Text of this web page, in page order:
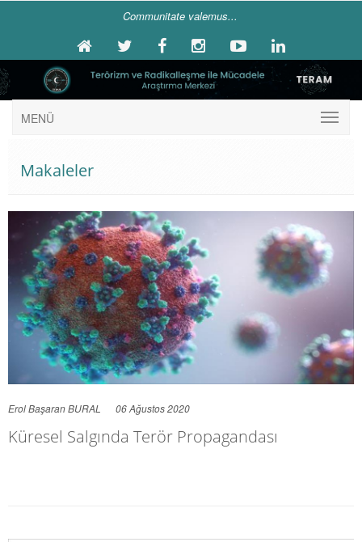
Communitate valemus...
MENÜ
Makaleler
Erol Başaran BURAL 06 Ağustos 2020
Küresel Salgında Terör Propagandası